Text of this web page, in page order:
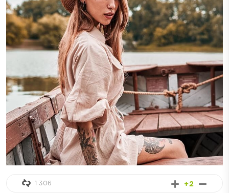
+2
1 306